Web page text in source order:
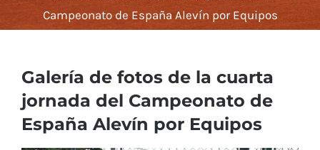
Campeonato de España Alevín por Equipos
Galería de fotos de la cuarta
jornada del Campeonato de
España Alevín por Equipos